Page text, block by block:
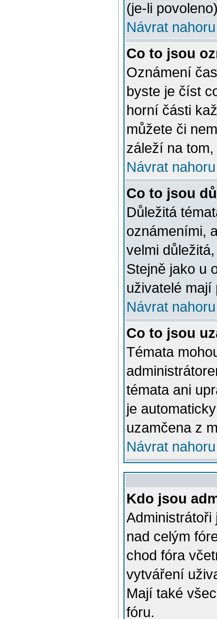
(je-li
Návrat nahoru
Co to jsou
Oznámení
byste je číst
horní části
můžete či
záleží na
Návrat nahoru
Co to jsou
Důležitá
oznámeními,
velmi
Stejně jako u
uživatelé mají
Návrat nahoru
Co to jsou
Témata
témata ani
je
uzamčena z
Návrat nahoru
Kdo jsou
nad celým
chod fóra
vytváření
Mají také
fóru.